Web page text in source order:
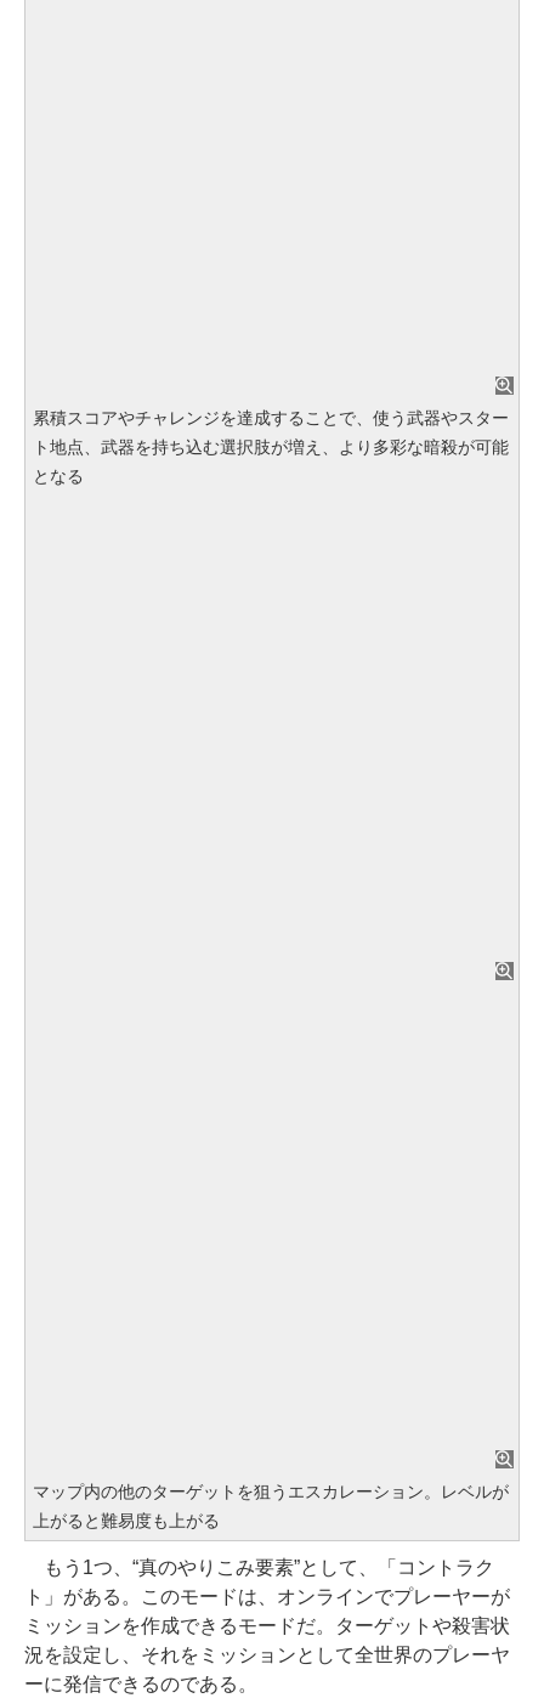
累積スコアやチャレンジを達成することで、使う武器やスター
ト地点、武器を持ち込む選択肢が増え、より多彩な暗殺が可能
となる
マップ内の他のターゲットを狙うエスカレーション。レベルが
上がると難易度も上がる
もう1つ、“真のやりこみ要素”として、「コントラク
ト」がある。このモードは、オンラインでプレーヤーが
ミッションを作成できるモードだ。ターゲットや殺害状
況を設定し、それをミッションとして全世界のプレーヤ
ーに発信できるのである。